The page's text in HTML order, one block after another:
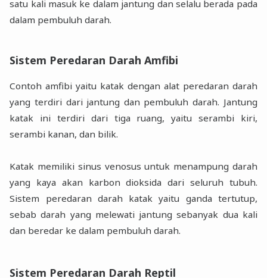
satu kali masuk ke dalam jantung dan selalu berada pada
dalam pembuluh darah.
Sistem Peredaran Darah Amfibi
Contoh amfibi yaitu katak dengan alat peredaran darah
yang terdiri dari jantung dan pembuluh darah. Jantung
katak ini terdiri dari tiga ruang, yaitu serambi kiri,
serambi kanan, dan bilik.
Katak memiliki sinus venosus untuk menampung darah
yang kaya akan karbon dioksida dari seluruh tubuh.
Sistem peredaran darah katak yaitu ganda tertutup,
sebab darah yang melewati jantung sebanyak dua kali
dan beredar ke dalam pembuluh darah.
Sistem Peredaran Darah Reptil